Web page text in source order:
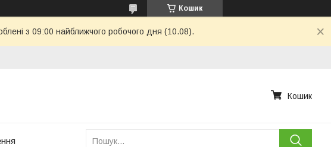
Кошик
з 09:00 найближчого робочого дня (10.08).
Кошик